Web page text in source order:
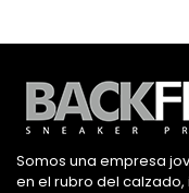
Somos una empresa
en el rubro del